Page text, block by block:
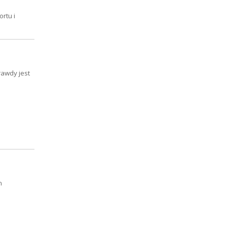
i
jest